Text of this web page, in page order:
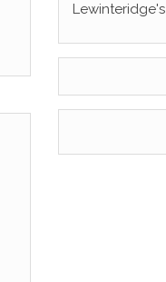
Lewinteridge's